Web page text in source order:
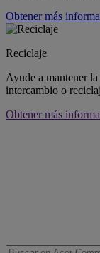
Obtener más
Reciclaje
Ayude a mantener
intercambio o
Obtener más